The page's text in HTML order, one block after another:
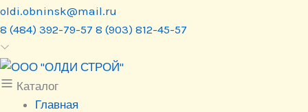
oldi.obninsk@mail.ru
8 (484) 392-79-57 8 (903) 812-45-57
Каталог
Главная